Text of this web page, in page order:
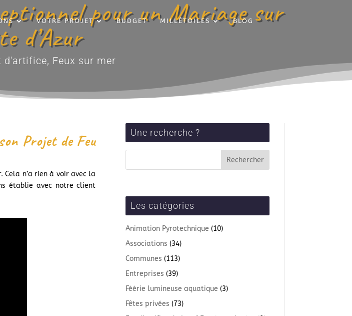
VOTRE PROJET BUDGET MILLÉTOILES BLOG
pour un Mariage sur
d’Azur
d'artifice, Feux sur mer
Projet de Feu
n’a rien à voir avec la
établie avec notre client
Une recherche ?
Les catégories
Animation Pyrotechnique (10)
Associations (34)
Communes (113)
Entreprises (39)
Féérie lumineuse aquatique (3)
Fêtes privées (73)